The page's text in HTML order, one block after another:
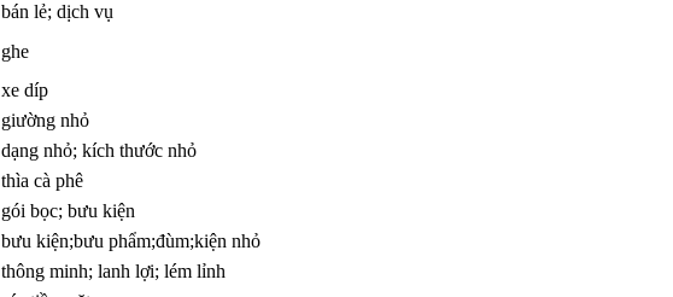
bán lẻ; dịch vụ
ghe
xe díp
giường nhỏ
dạng nhỏ; kích thước nhỏ
thìa cà phê
gói bọc; bưu kiện
bưu kiện;bưu phẩm;đùm;kiện nhỏ
thông minh; lanh lợi; lém lỉnh